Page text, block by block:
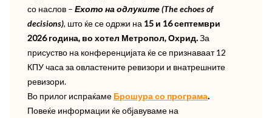
со наслов – Ехото на одлуките (The echoes of
decisions), што ќе се одржи на 15 и 16 септември
2026 година, во хотел Метропол, Охрид.За
присуство на конференцијата ќе се признаваат 12
КПУ часа за овластените ревизори и внатрешните
ревизори.
Во прилог испраќаме Брошура со програма.
Повеќе информации ќе објавуваме на